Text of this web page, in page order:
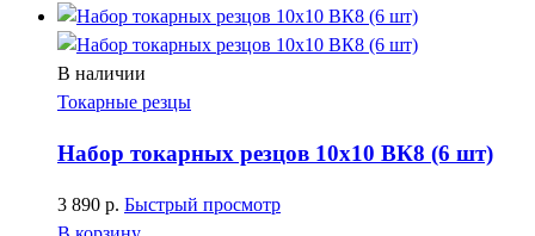
В наличии
Токарные резцы
Набор токарных резцов 10х10 ВК8 (6 шт)
3 890 р. Быстрый просмотр